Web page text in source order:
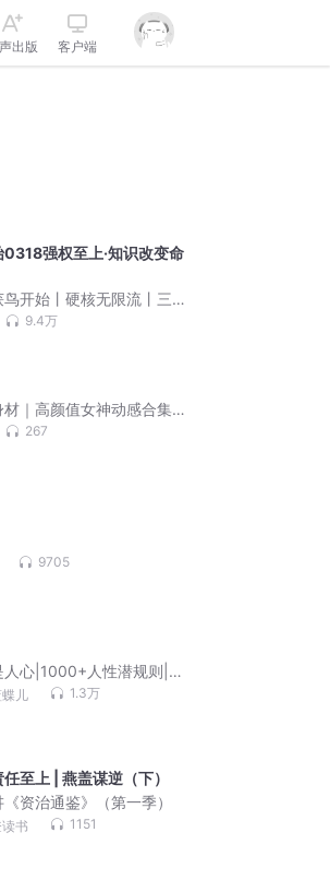
出版 客户端
0318强权至上·知识改变命
鸟开始丨硬核无限流丨三
多人有声剧
9.4万
材｜高颜值女神动感合集
这里267
9705
人心|1000+人性潜规则|人
蝶儿 1.3万
至上 | 燕盖谋逆（下）
资治通鉴》（第一季）
书 1151